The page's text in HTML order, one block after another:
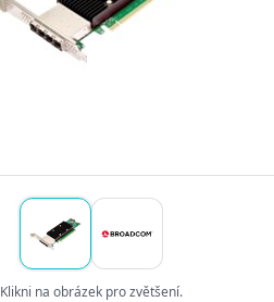
Klikni na obrázek pro zvětšení.